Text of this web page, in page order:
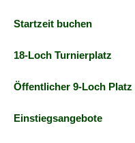
Startzeit buchen
18-Loch Turnierplatz
Öffentlicher 9-Loch Platz
Einstiegsangebote